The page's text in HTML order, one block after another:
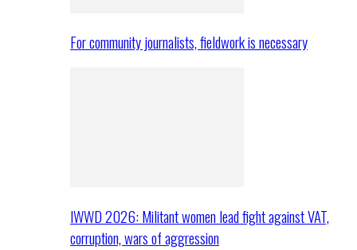
For community journalists, fieldwork is necessary
IWWD 2026: Militant women lead fight against VAT,
corruption, wars of aggression